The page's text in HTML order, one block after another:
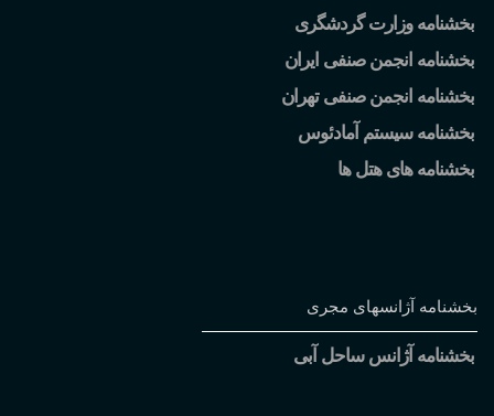
بخشنامه وزارت گردشگری
بخشنامه انجمن صنفی ایران
بخشنامه انجمن صنفی تهران
بخشنامه سیستم آمادئوس
بخشنامه های هتل ها
بخشنامه آژانسهای مجری
بخشنامه آژانس ساحل آبی